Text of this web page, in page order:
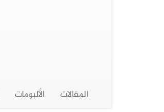
المقالات الألبومات